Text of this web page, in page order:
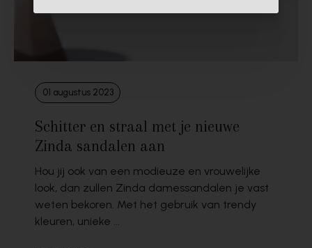
01 augustus 2023
Schitter en straal met je nieuwe
Zinda sandalen aan
Hou jij ook van een modieuze en vrouwelijke
look, dan zullen Zinda damessandalen je vast
weten bekoren. Met het gebruik van trendy
kleuren, unieke ...